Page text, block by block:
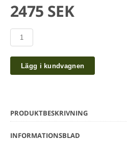
2475 SEK
Lägg i kundvagnen
PRODUKTBESKRIVNING
INFORMATIONSBLAD